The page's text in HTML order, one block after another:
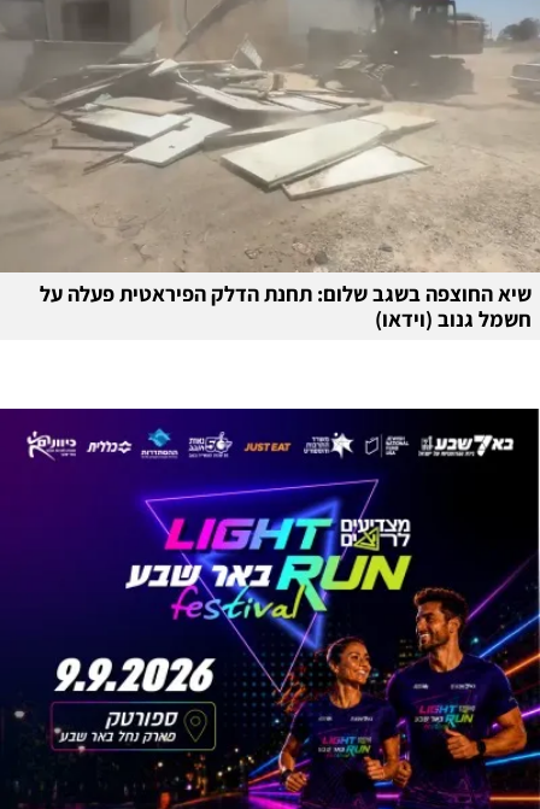
שיא החוצפה בשגב שלום: תחנת הדלק הפיראטית פעלה על
חשמל גנוב (וידאו)